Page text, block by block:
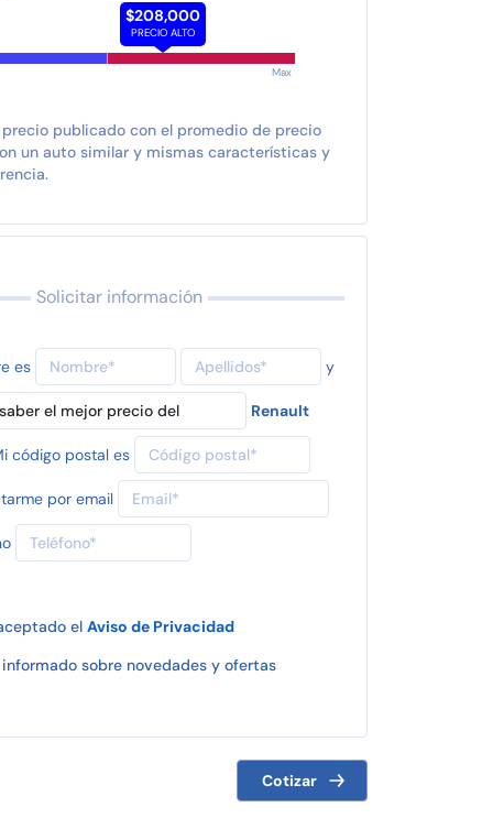
$208,000
PRECIO ALTO
Max
precio publicado con el promedio de precio
un auto similar y mismas características y
Solicitar información
es y
Renault
código postal es
por email
el Aviso de Privacidad
sobre novedades y ofertas
Cotizar